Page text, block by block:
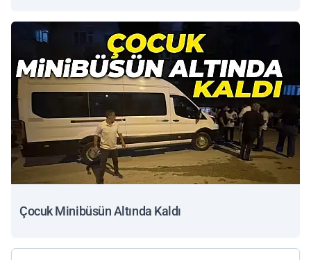
Çocuk Minibüsün Altında Kaldı